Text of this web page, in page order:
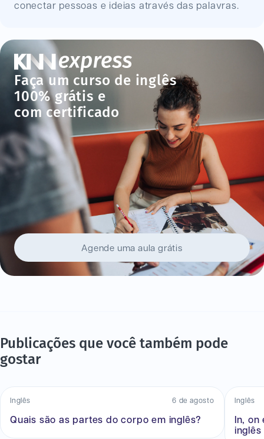
Faça um curso de inglês
100% grátis e
com certificado
Agende uma aula grátis
Publicações que você também pode
gostar
Inglês 6 de agosto
Quais são as partes do corpo em inglês?
Inglês
In,
inglês
conectar pessoas e ideias através das palavras.